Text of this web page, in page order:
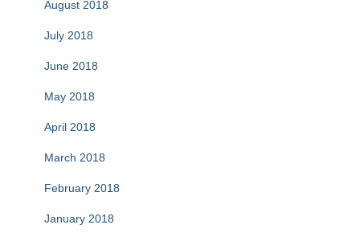
August 2018
July 2018
June 2018
May 2018
April 2018
March 2018
February 2018
January 2018